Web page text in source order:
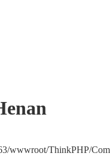
wwwroot/ThinkPHP/